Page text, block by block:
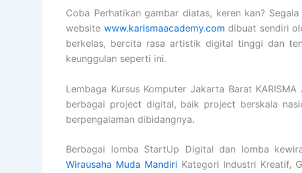
Coba Perhatikan gambar diatas, keren kan?
website www.karismaacademy.com dibuat sendiri
berkelas, bercita rasa artistik digital tinggi dan
keunggulan seperti ini.
Lembaga Kursus Komputer Jakarta Barat
berbagai project digital, baik project berskala
berpengalaman dibidangnya.
Berbagai lomba StartUp Digital dan lomba
Wirausaha Muda Mandiri Kategori Industri Kreatif,